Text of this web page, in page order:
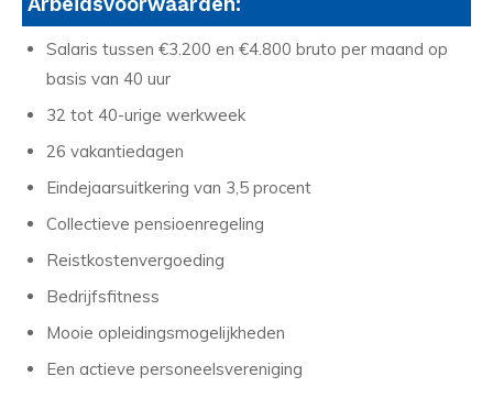
Salaris tussen €3.200 en €4.800 bruto per maand op
basis van 40 uur
32 tot 40-urige werkweek
26 vakantiedagen
Eindejaarsuitkering van 3,5 procent
Collectieve pensioenregeling
Reistkostenvergoeding
Bedrijfsfitness
Mooie opleidingsmogelijkheden
Een actieve personeelsvereniging